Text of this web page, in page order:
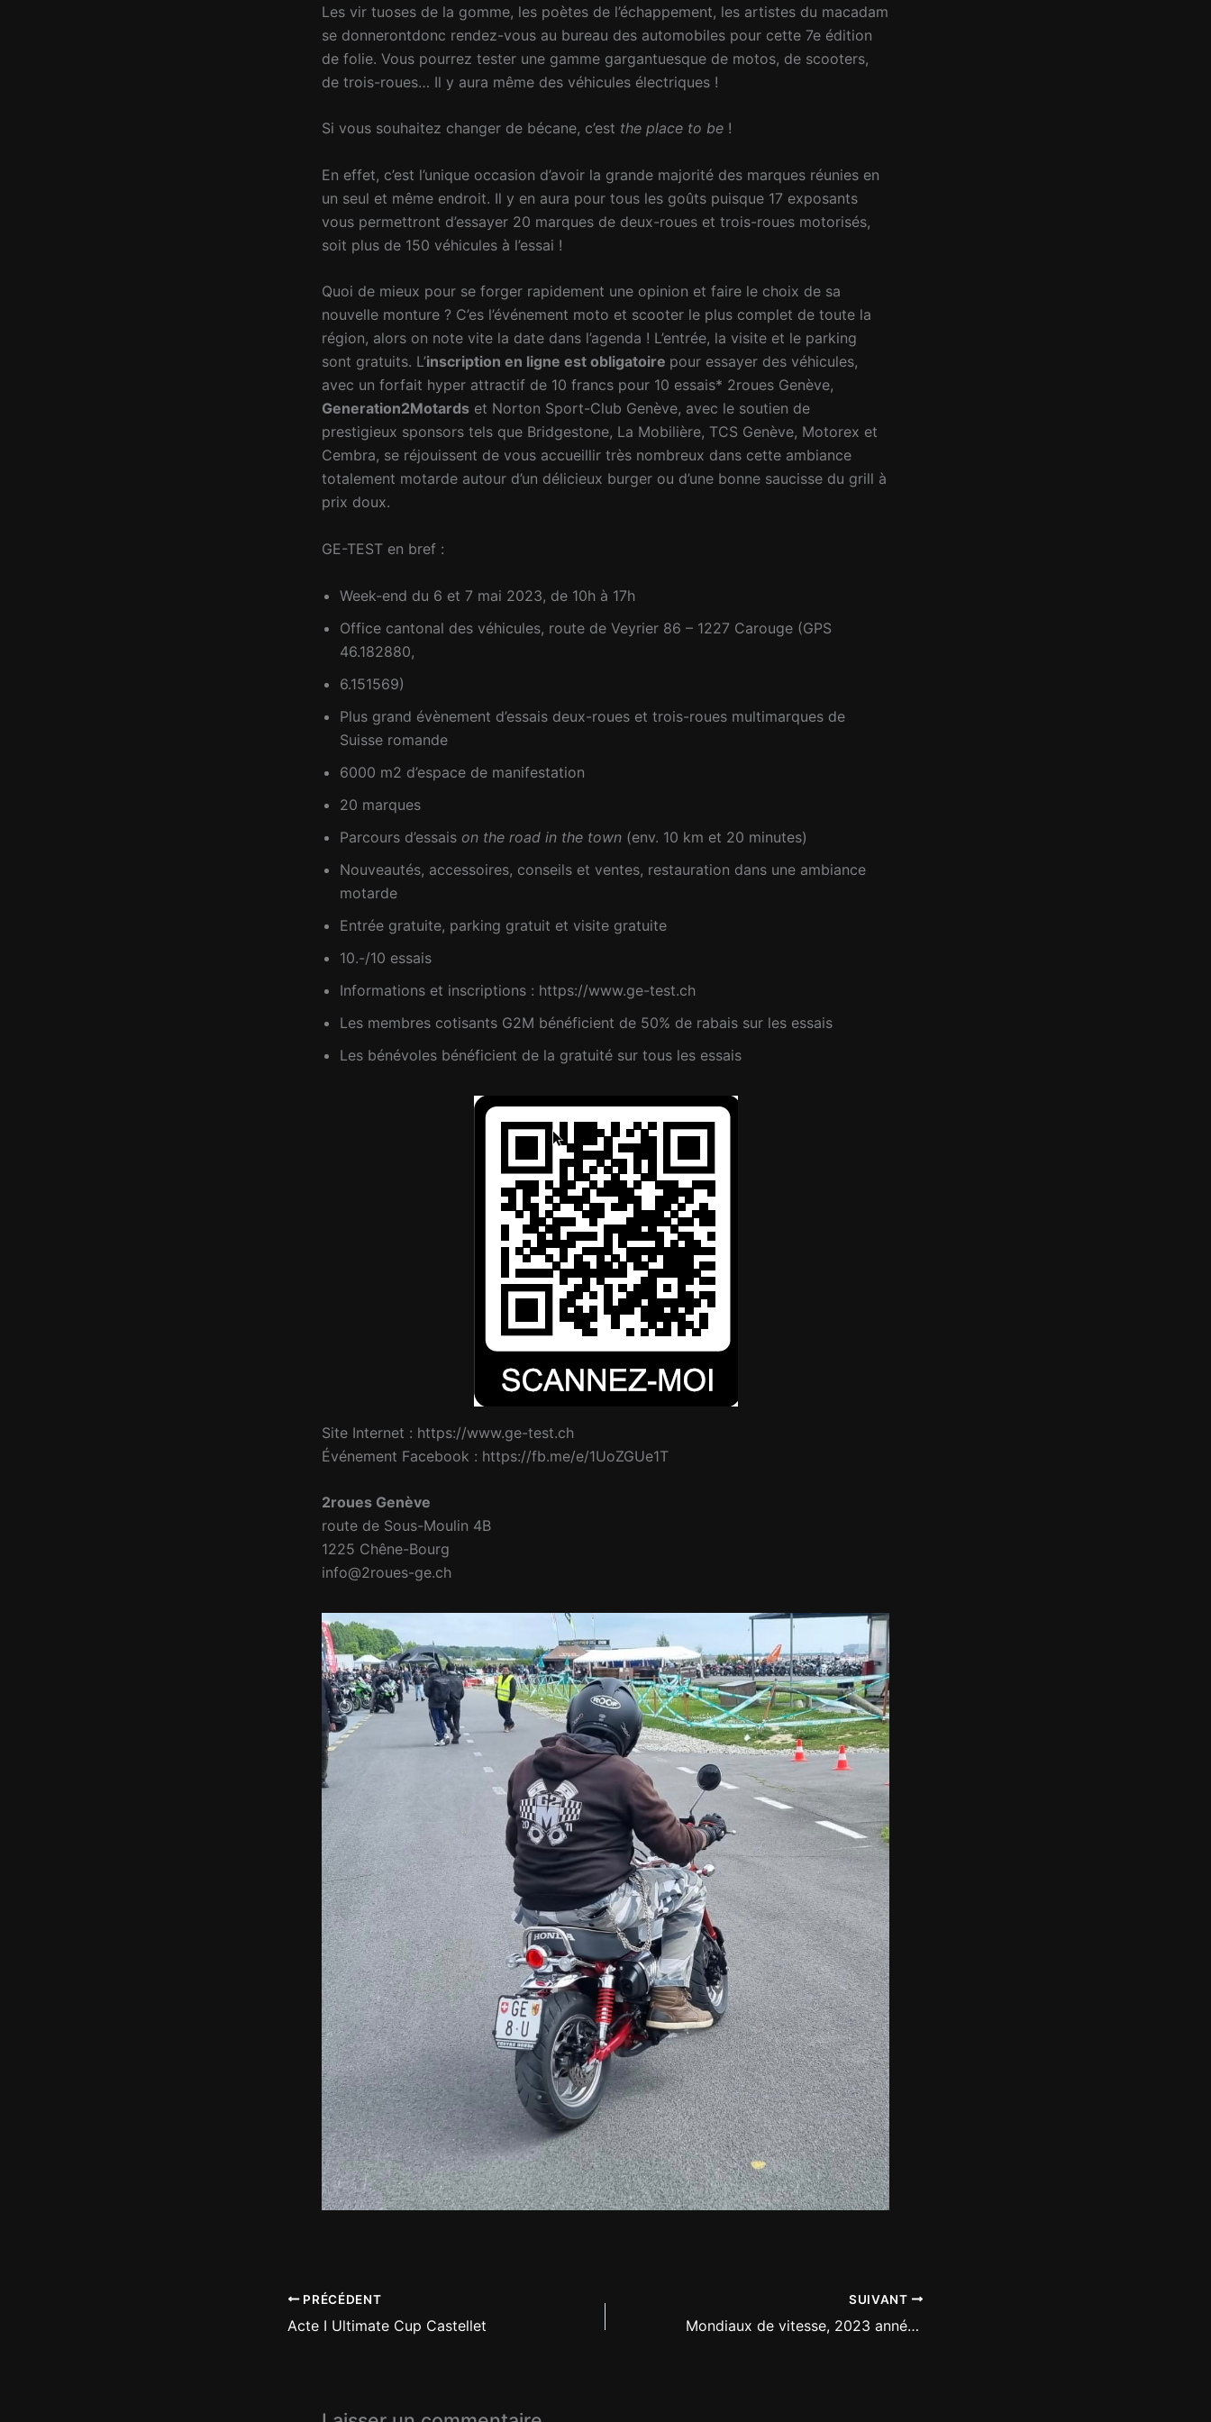
Les vir tuoses de la gomme, les poètes de l’échappement, les artistes du macadam
se donnerontdonc rendez-vous au bureau des automobiles pour cette 7e édition
de folie. Vous pourrez tester une gamme gargantuesque de motos, de scooters,
de trois-roues… Il y aura même des véhicules électriques !
Si vous souhaitez changer de bécane, c’est the place to be !
En effet, c’est l’unique occasion d’avoir la grande majorité des marques réunies en
un seul et même endroit. Il y en aura pour tous les goûts puisque 17 exposants
vous permettront d’essayer 20 marques de deux-roues et trois-roues motorisés,
soit plus de 150 véhicules à l’essai !
Quoi de mieux pour se forger rapidement une opinion et faire le choix de sa
nouvelle monture ? C’es l’événement moto et scooter le plus complet de toute la
région, alors on note vite la date dans l’agenda ! L’entrée, la visite et le parking
sont gratuits. L’inscription en ligne est obligatoire pour essayer des véhicules,
avec un forfait hyper attractif de 10 francs pour 10 essais* 2roues Genève,
Generation2Motards et Norton Sport-Club Genève, avec le soutien de
prestigieux sponsors tels que Bridgestone, La Mobilière, TCS Genève, Motorex et
Cembra, se réjouissent de vous accueillir très nombreux dans cette ambiance
totalement motarde autour d’un délicieux burger ou d’une bonne saucisse du grill à
prix doux.
GE-TEST en bref :
Week-end du 6 et 7 mai 2023, de 10h à 17h
Office cantonal des véhicules, route de Veyrier 86 – 1227 Carouge (GPS
46.182880,
6.151569)
Plus grand évènement d’essais deux-roues et trois-roues multimarques de
Suisse romande
6000 m2 d’espace de manifestation
20 marques
Parcours d’essais on the road in the town (env. 10 km et 20 minutes)
Nouveautés, accessoires, conseils et ventes, restauration dans une ambiance
motarde
Entrée gratuite, parking gratuit et visite gratuite
10.-/10 essais
Informations et inscriptions : https://www.ge-test.ch
Les membres cotisants G2M bénéficient de 50% de rabais sur les essais
Les bénévoles bénéficient de la gratuité sur tous les essais
Site Internet : https://www.ge-test.ch
Événement Facebook : https://fb.me/e/1UoZGUe1T
2roues Genève
route de Sous-Moulin 4B
1225 Chêne-Bourg
info@2roues-ge.ch
PRÉCÉDENT
Acte I Ultimate Cup Castellet
SUIVANT
Mondiaux de vitesse, 2023 année charnière